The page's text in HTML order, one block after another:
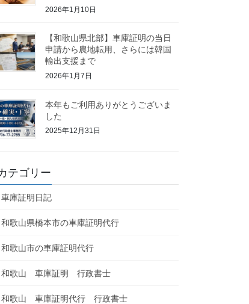
2026年1月10日
【和歌山県北部】車庫証明の当日
申請から農地転用、さらには韓国
輸出支援まで
2026年1月7日
本年もご利用ありがとうございま
した
2025年12月31日
テゴリー
車庫証明日記
和歌山県橋本市の車庫証明代行
和歌山市の車庫証明代行
和歌山 車庫証明 行政書士
和歌山 車庫証明代行 行政書士